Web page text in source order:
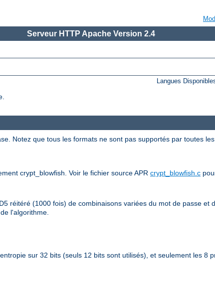
Serveur HTTP Apache Version 2.4
Langues
Notez que tous les formats ne sont pas supportés par toutes
crypt_blowfish. Voir le fichier source APR crypt_blowfish.c
réitéré (1000 fois) de combinaisons variées du mot de passe et
l'algorithme.
sur 32 bits (seuls 12 bits sont utilisés), et seulement les 8